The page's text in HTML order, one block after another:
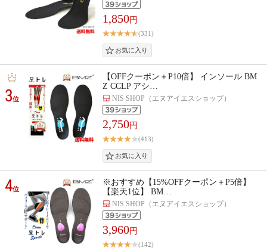
1,850円
(331)
3位
【OFFクーポン＋P10倍】 インソール BM
Z CCLP アシ…
NIS SHOP（エヌアイエスショップ）
2,750円
(413)
4位
※おすすめ【15%OFFクーポン＋P5倍】
【楽天1位】 BM…
NIS SHOP（エヌアイエスショップ）
3,960円
(142)